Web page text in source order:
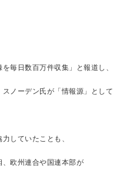
毎日数百万件収集」と報道し、
ノーデン氏が「情報源」として
していたことも、
欧州連合や国連本部が